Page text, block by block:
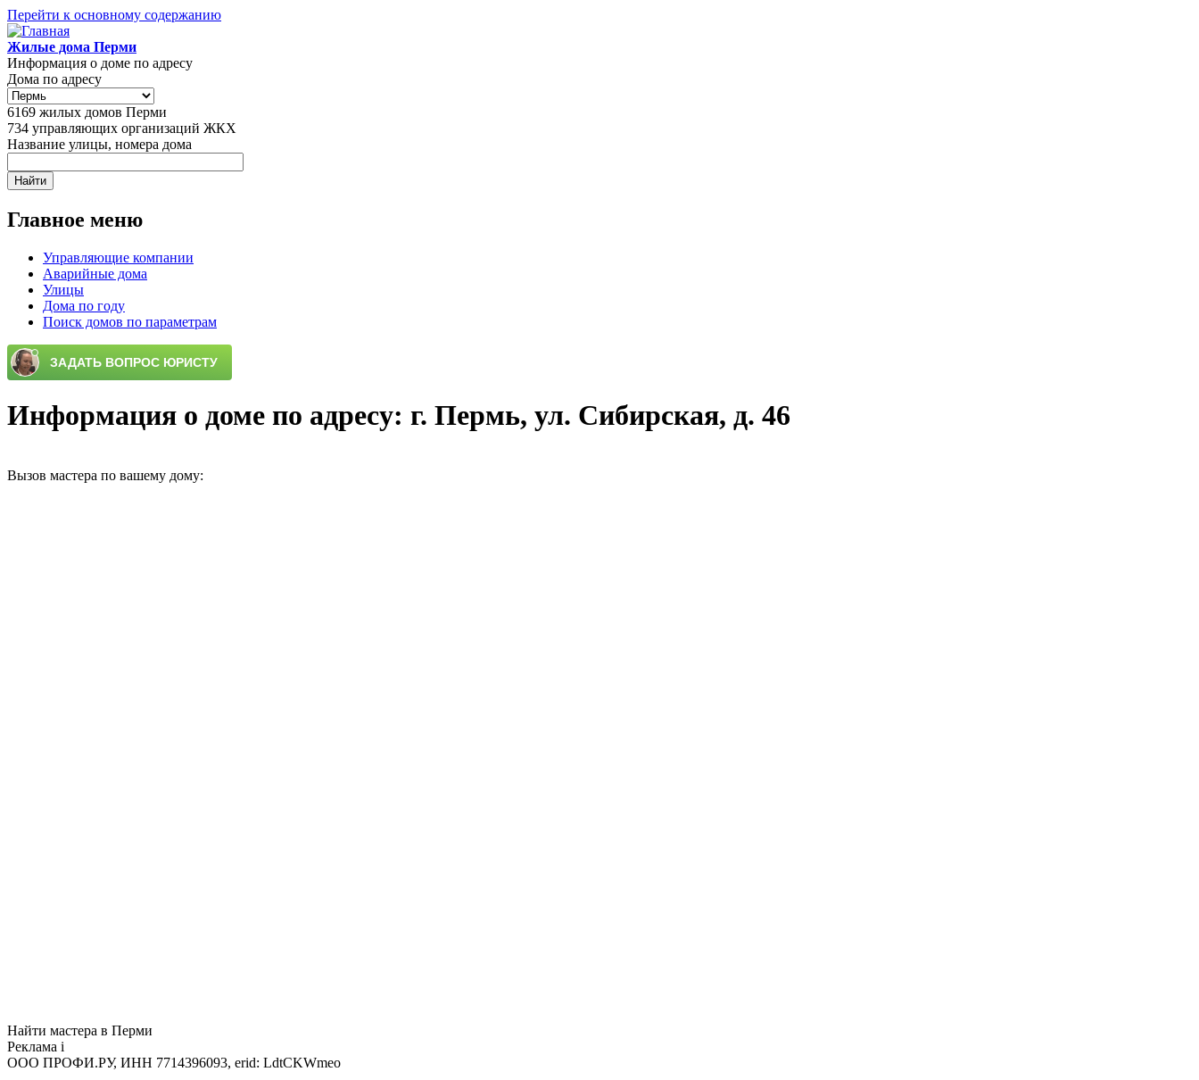
Перейти к основному содержанию
Жилые дома Перми
Информация о доме по адресу
Дома по адресу
6169 жилых домов Перми
734 управляющих организаций ЖКХ
Название улицы, номера дома
Главное меню
Управляющие компании
Аварийные дома
Улицы
Дома по году
Поиск домов по параметрам
Информация о доме по адресу: г. Пермь, ул. Сибирская, д. 46
Вызов мастера по вашему дому:
Найти мастера в Перми
Реклама i
ООО ПРОФИ.РУ, ИНН 7714396093, erid: LdtCKWmeo